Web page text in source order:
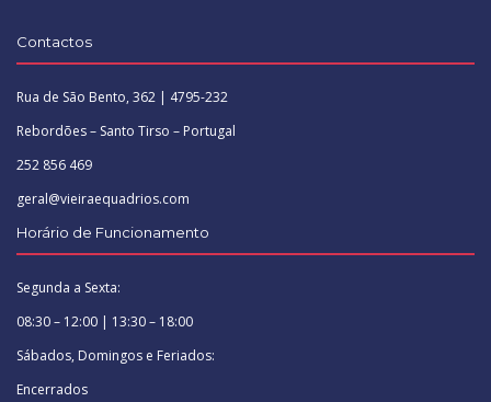
Contactos
Rua de São Bento, 362 | 4795-232
Rebordões – Santo Tirso – Portugal
252 856 469
geral@vieiraequadrios.com
Horário de Funcionamento
Segunda a Sexta:
08:30 – 12:00 | 13:30 – 18:00
Sábados, Domingos e Feriados:
Encerrados